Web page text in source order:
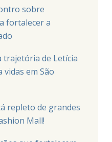
sobre
fortalecer a
trajetória de Letícia
em São
repleto de grandes
Mall!